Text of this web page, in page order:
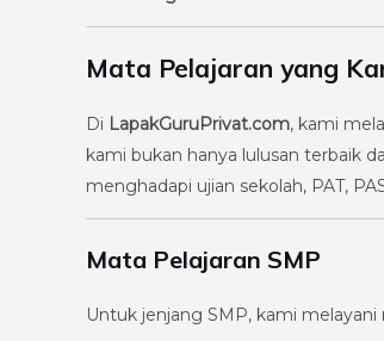
Mata Pelajaran yang
Di LapakGuruPrivat.com, kami
kami bukan hanya lulusan terbaik
menghadapi ujian sekolah, PAT,
Mata Pelajaran SMP
Untuk jenjang SMP, kami melayani